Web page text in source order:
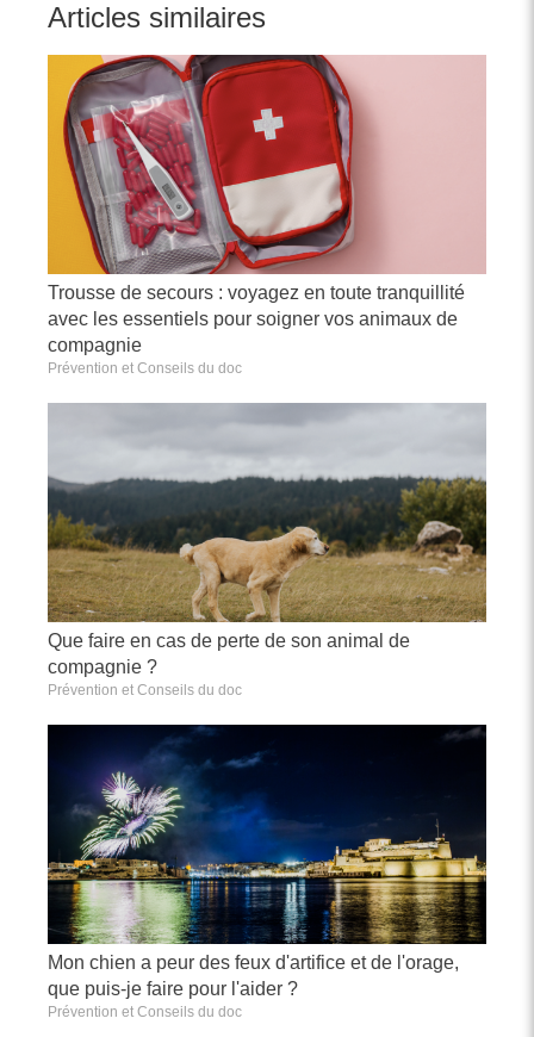
Articles similaires
Trousse de secours : voyagez en toute tranquillité
avec les essentiels pour soigner vos animaux de
compagnie
Prévention et Conseils du doc
Que faire en cas de perte de son animal de
compagnie ?
Prévention et Conseils du doc
Mon chien a peur des feux d'artifice et de l'orage,
que puis-je faire pour l'aider ?
Prévention et Conseils du doc